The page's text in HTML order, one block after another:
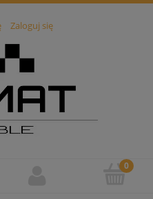
Zaloguj się